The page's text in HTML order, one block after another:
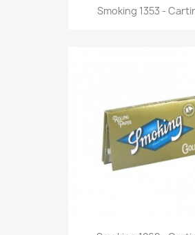
Anteprima
Smoking 1353 -